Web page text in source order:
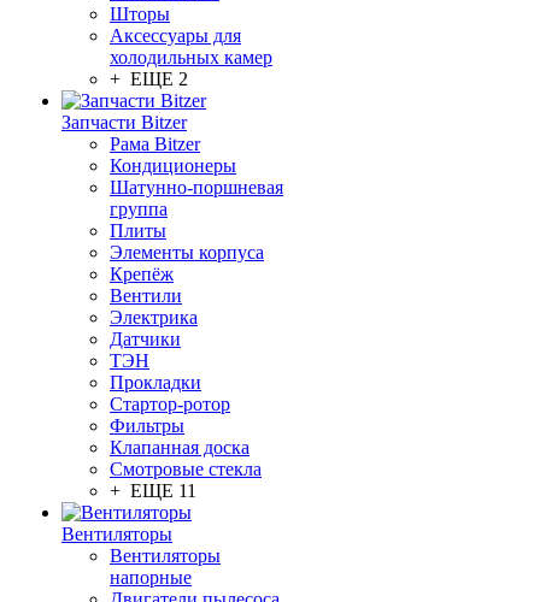
Шторы
Аксессуары для
холодильных камер
+ ЕЩЕ 2
Запчасти Bitzer
Рама Bitzer
Кондиционеры
Шатунно-поршневая
группа
Плиты
Элементы корпуса
Крепёж
Вентили
Электрика
Датчики
ТЭН
Прокладки
Стартор-ротор
Фильтры
Клапанная доска
Смотровые стекла
+ ЕЩЕ 11
Вентиляторы
Вентиляторы
напорные